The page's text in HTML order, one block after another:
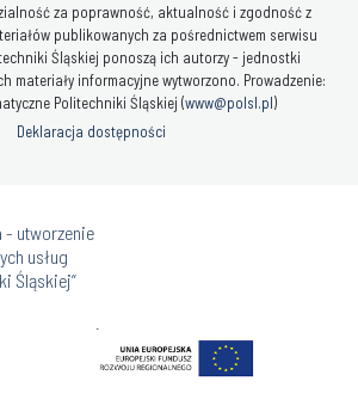
za poprawność, aktualność i zgodność z
publikowanych za pośrednictwem serwisu
Śląskiej ponoszą ich autorzy - jednostki
materiały informacyjne wytworzono. Prowadzenie:
Politechniki Śląskiej (www@polsl.pl)
Deklaracja dostępności
- utworzenie
usług
Śląskiej”